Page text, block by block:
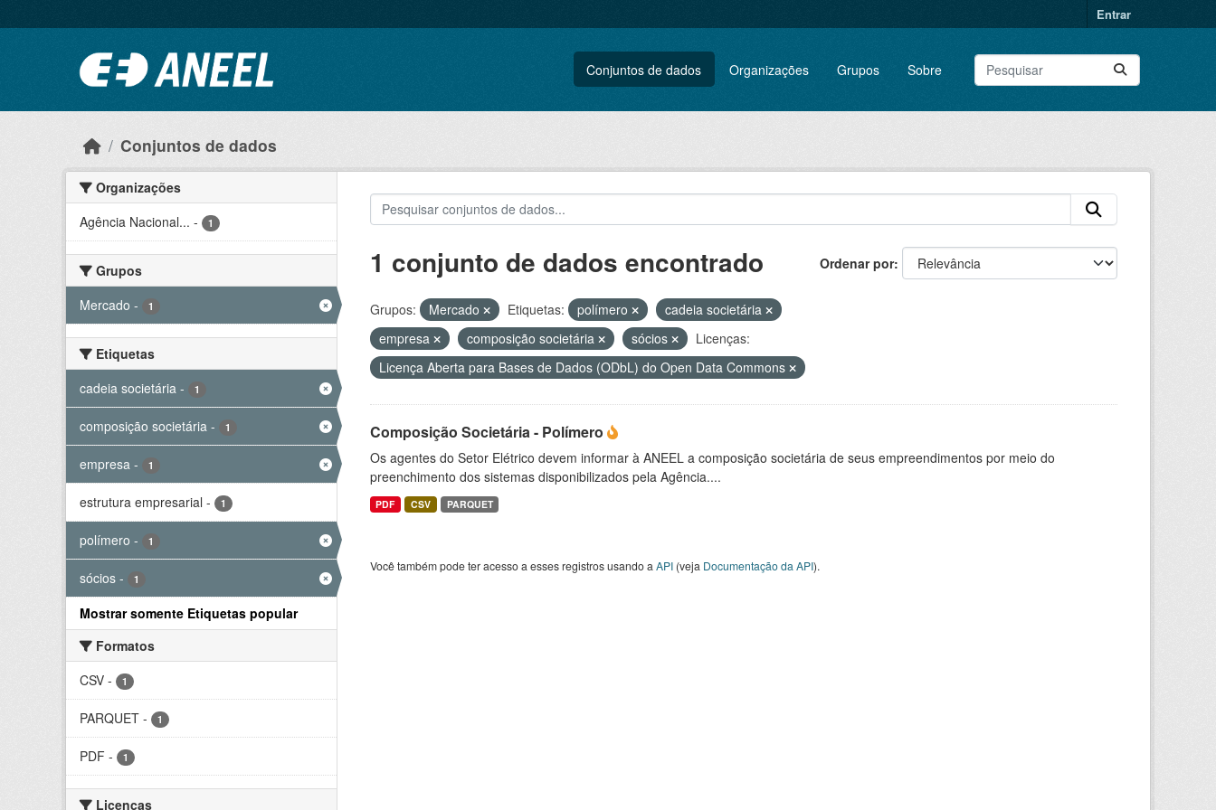
Entrar
Conjuntos de dados Organizações Grupos Sobre
Conjuntos de dados
Organizações
Agência Nacional... - 1
Grupos
Mercado - 1
Etiquetas
cadeia societária - 1
composição societária - 1
empresa - 1
estrutura empresarial - 1
polímero - 1
sócios - 1
Mostrar somente Etiquetas popular
Formatos
CSV - 1
PARQUET - 1
PDF - 1
Licenças
Ordenar por
1 conjunto de dados encontrado
Grupos: Mercado Etiquetas: polímero
cadeia societária
empresa
composição societária sócios
Licenças:
Licença Aberta para Bases de Dados (ODbL) do Open Data Commons
Composição Societária - Polímero
Os agentes do Setor Elétrico devem informar à ANEEL a composição societária de seus empreendimentos por meio do
preenchimento dos sistemas disponibilizados pela Agência....
PDF CSV PARQUET
Você também pode ter acesso a esses registros usando a API(veja Documentação da API).